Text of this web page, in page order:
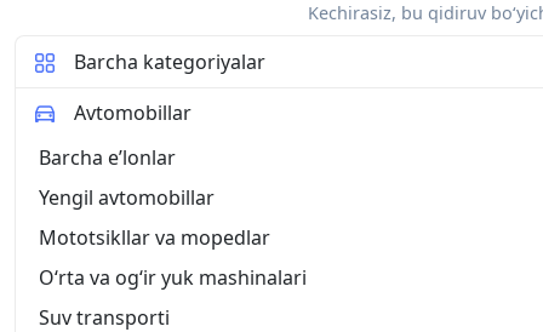
Kechirasiz, bu qidiruv
Barcha kategoriyalar
Avtomobillar
Barcha eʼlonlar
Yengil avtomobillar
Mototsikllar va mopedlar
O‘rta va og‘ir yuk mashinalari
Suv transporti